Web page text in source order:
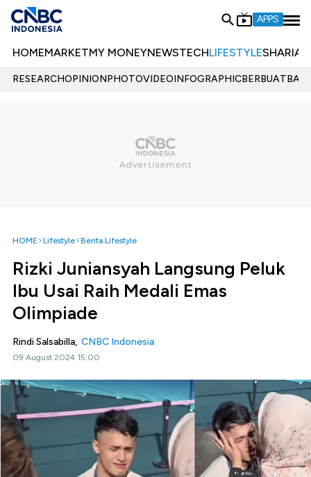
APPS
HOMEMARKETMY MONEYNEWSTECHLIFESTYLESHARIA
RESEARCHOPINIONPHOTOVIDEOINFOGRAPHIC
HOME Lifestyle Berita Lifestyle
Rizki Juniansyah Langsung Peluk
Ibu Usai Raih Medali Emas
Olimpiade
Rindi Salsabilla, CNBC Indonesia
09 August 2024 15:00